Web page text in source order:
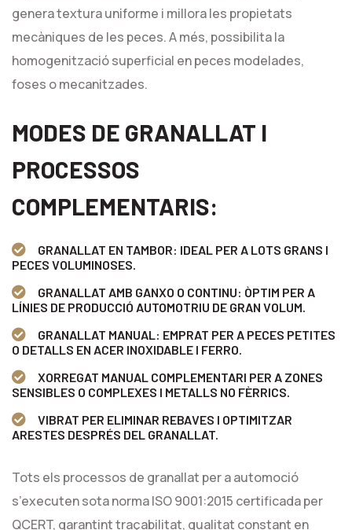
genera textura uniforme i millora les propietats
mecàniques de les peces. A més, possibilita la
homogenització superficial en peces modelades,
foses o mecanitzades.
MODES DE GRANALLAT I
PROCESSOS
COMPLEMENTARIS:
GRANALLAT EN TAMBOR: IDEAL PER A LOTS GRANS I
PECES VOLUMINOSES.
GRANALLAT AMB GANXO O CONTINU: ÒPTIM PER A
LÍNIES DE PRODUCCIÓ AUTOMOTRIU DE GRAN VOLUM.
GRANALLAT MANUAL: EMPRAT PER A PECES PETITES
O DETALLS EN ACER INOXIDABLE I FERRO.
XORREGAT MANUAL COMPLEMENTARI PER A ZONES
SENSIBLES O COMPLEXES I METALLS NO FÈRRICS.
VIBRAT PER ELIMINAR REBAVES I OPTIMITZAR
ARESTES DESPRÉS DEL GRANALLAT.
Tots els processos de granallat per a automoció
s’executen sota norma ISO 9001:2015 certificada per
QCERT, garantint traçabilitat, qualitat constant en